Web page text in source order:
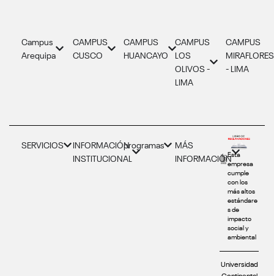
Campus
Arequipa
CAMPUS
CUSCO
CAMPUS
HUANCAYO
CAMPUS
LOS
OLIVOS -
LIMA
CAMPUS
MIRAFLORES
- LIMA
SERVICIOS
INFORMACIÓN
INSTITUCIONAL
programas
MÁS
INFORMACIÓNEsta
empresa
cumple
con los
más altos
estándare
s de
impacto
social y
ambiental
Universidad